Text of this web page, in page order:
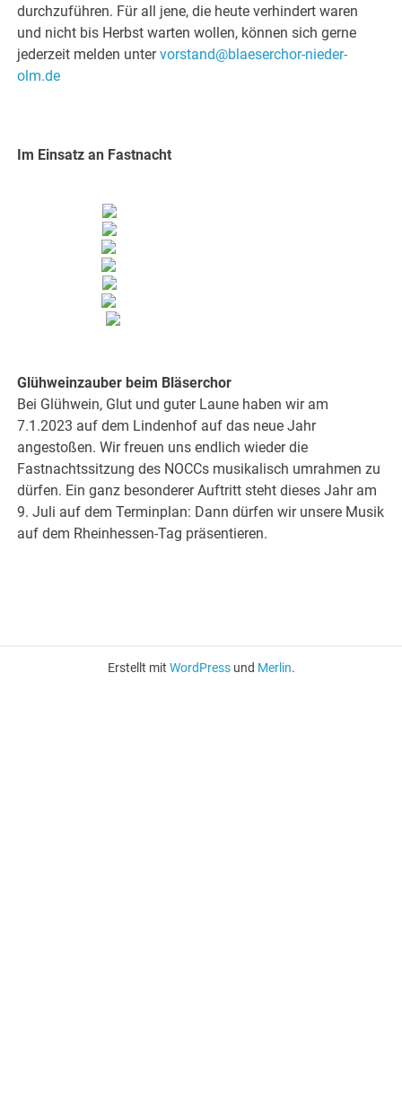
durchzuführen. Für all jene, die heute verhindert waren
und nicht bis Herbst warten wollen, können sich gerne
jederzeit melden untervorstand@blaeserchor-nieder-
olm.de
Im Einsatz an Fastnacht
Glühweinzauber beim Bläserchor
Bei Glühwein, Glut und guter Laune haben wir am
7.1.2023 auf dem Lindenhof auf das neue Jahr
angestoßen. Wir freuen uns endlich wieder die
Fastnachtssitzung des NOCCs musikalisch umrahmen zu
dürfen. Ein ganz besonderer Auftritt steht dieses Jahr am
9. Juli auf dem Terminplan: Dann dürfen wir unsere Musik
auf dem Rheinhessen-Tag präsentieren.
Erstellt mit WordPressund Merlin.